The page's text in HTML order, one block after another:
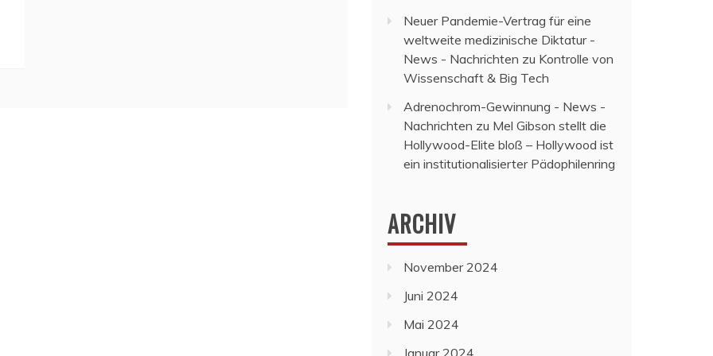
Neuer Pandemie-Vertrag für eine
weltweite medizinische Diktatur -
News - Nachrichten zu Kontrolle von
Wissenschaft & Big Tech
Adrenochrom-Gewinnung - News -
Nachrichten zu Mel Gibson stellt die
Hollywood-Elite bloß – Hollywood ist
ein institutionalisierter Pädophilenring
ARCHIV
November 2024
Juni 2024
Mai 2024
Januar 2024